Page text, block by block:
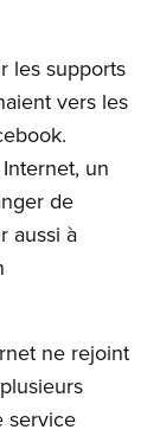
les supports
vers les
un
de
aussi à
ne rejoint
service